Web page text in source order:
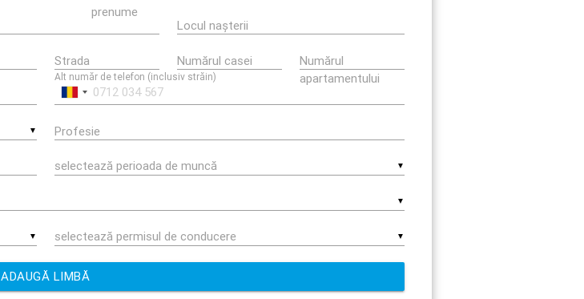
prenume
Locul nașterii
Strada Numărul casei
Numărul
apartamentului
Alt număr de telefon (inclusiv străin)
▼ Profesie
▼
▼
▼ ▼
ADAUGĂ LIMBĂ